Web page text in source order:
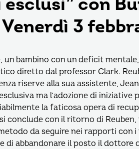
3
un bambino con un deficit
diretto dal professor Clark.
riserve alla sua assistente,
ma l’adozione di
la faticosa opera di
conclude con il ritorno di
da seguire nei rapporti con
di abbandonare il posto il dottore